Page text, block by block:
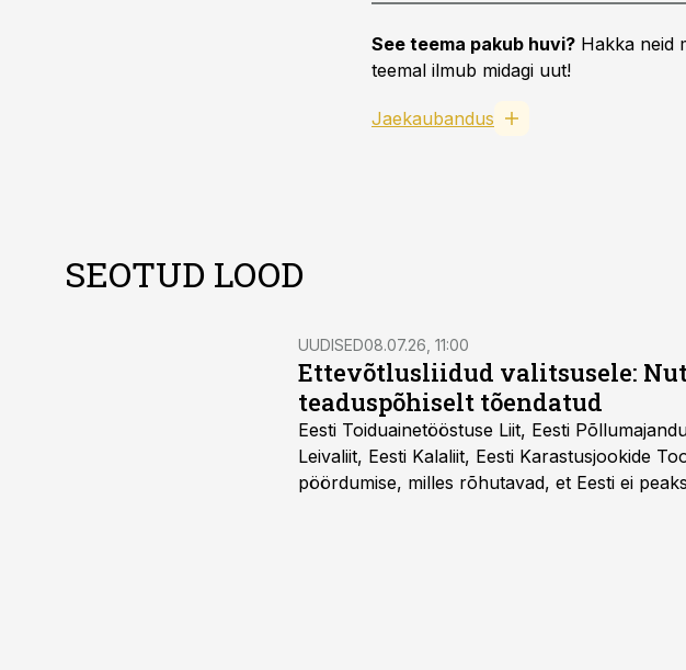
See teema pakub huvi? Hakka neid
teemal ilmub midagi uut!
Jaekaubandus
SEOTUD LOOD
UUDISED08.07.26, 11:00
Ettevõtlusliidud valitsusele:
teaduspõhiselt tõendatud
Eesti Toiduainetööstuse Liit, Eesti
Leivaliit, Eesti Kalaliit, Eesti Karastusjookide
pöördumise, milles rõhutavad, et Eesti ei